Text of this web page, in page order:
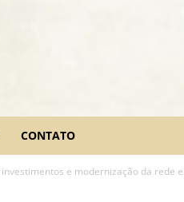
CONTATO
e modernização da rede